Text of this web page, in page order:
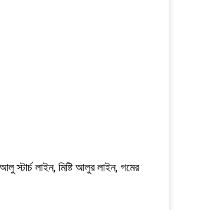
স্টার্চ লাইন, মিষ্টি আলুর লাইন, গমের